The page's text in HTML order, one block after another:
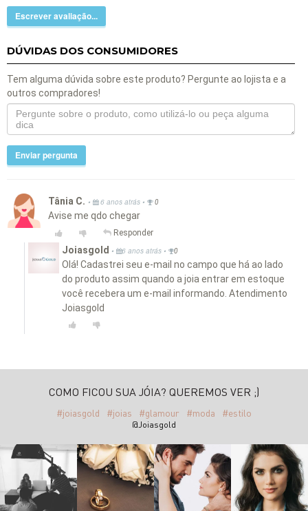
Escrever avaliação...
DÚVIDAS DOS CONSUMIDORES
Tem alguma dúvida sobre este produto? Pergunte ao lojista e a
outros compradores!
Enviar pergunta
Tânia C. • 6 anos atrás • 0
Avise me qdo chegar
Responder
Joiasgold • 6 anos atrás • 0
Olá! Cadastrei seu e-mail no campo que há ao lado
do produto assim quando a joia entrar em estoque
você recebera um e-mail informando. Atendimento
Joiasgold
COMO FICOU SUA JÓIA? QUEREMOS VER ;)
#joiasgold #joias #glamour #moda #estilo
@Joiasgold